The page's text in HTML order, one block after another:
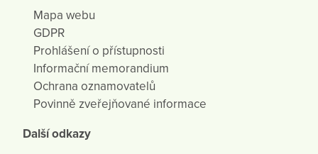
Mapa webu
GDPR
Prohlášení o přístupnosti
Informační memorandium
Ochrana oznamovatelů
Povinně zveřejňované informace
Další odkazy